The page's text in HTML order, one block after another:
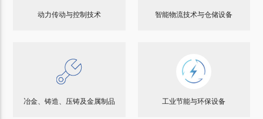
动力传动与控制技术 智能物流技术与仓储设备
冶金、铸造、压铸及金属制品 工业节能与环保设备